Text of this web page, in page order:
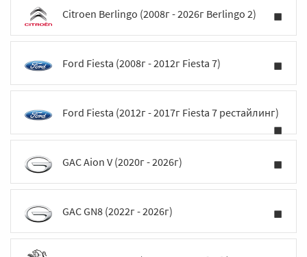
Citroen Berlingo (2008г - 2026г Berlingo 2)
Ford Fiesta (2008г - 2012г Fiesta 7)
Ford Fiesta (2012г - 2017г Fiesta 7 рестайлинг)
GAC Aion V (2020г - 2026г)
GAC GN8 (2022г - 2026г)